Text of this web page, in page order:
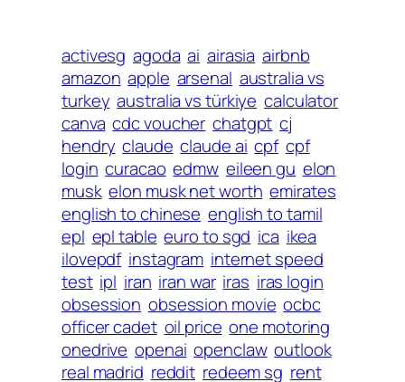
activesg agoda ai airasia airbnb
amazon apple arsenal australia vs
turkey australia vs türkiye calculator
canva cdc voucher chatgpt cj
hendry claude claude ai cpf cpf
login curacao edmw eileen gu elon
musk elon musk net worth emirates
english to chinese english to tamil
epl epl table euro to sgd ica ikea
ilovepdf instagram internet speed
test ipl iran iran war iras iras login
obsession obsession movie ocbc
officer cadet oil price one motoring
onedrive openai openclaw outlook
real madrid reddit redeem sg rent